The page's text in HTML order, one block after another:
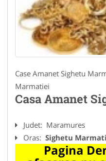
Case Amanet Sighetu
Marmatiei
Casa Amanet
Judet: Maramures
Oras: Sighetu
Pagina